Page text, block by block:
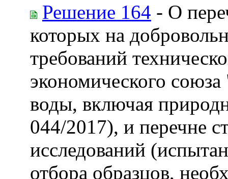
Решение 164 - О
которых на
требований
экономического
воды, включая
044/2017), и перечне
исследований
отбора образцов,